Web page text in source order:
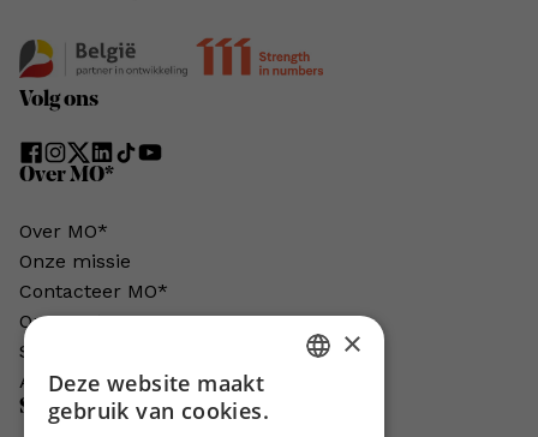
Volg ons
Over MO*
Over MO*
Onze missie
Contacteer MO*
Onze auteurs
Schrijven voor MO*?
Adverteren in MO*
Steun MO*
×
Deze website maakt
gebruik van cookies.